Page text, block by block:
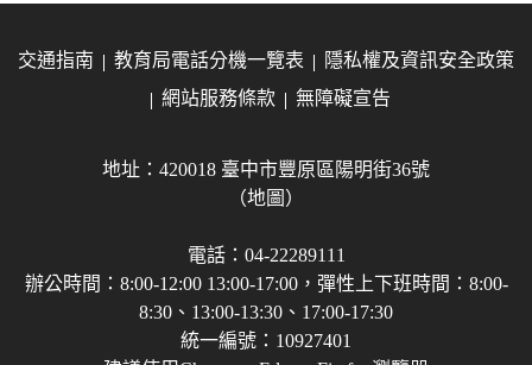
交通指南 教育局電話分機一覽表
隱私權及資訊安全政策
網站服務條款
無障礙宣告
地址：420018 臺中市豐原區陽明街36號
（地圖）
電話：04-22289111
辦公時間：8:00-12:00 13:00-17:00，彈性上下班時間：8:00-
8:30、13:00-13:30、17:00-17:30
統一編號：10927401